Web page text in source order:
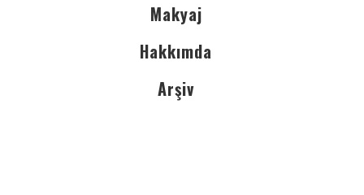
Makyaj
Hakkımda
Arşiv